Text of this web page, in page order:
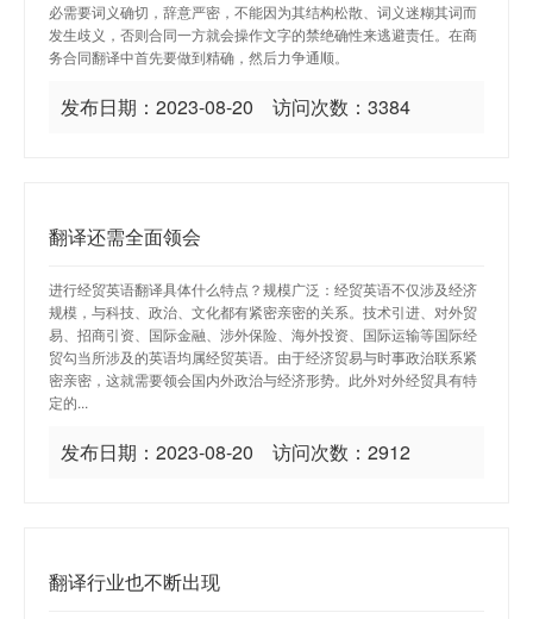
必需要词义确切，辞意严密，不能因为其结构松散、词义迷糊其词而
发生歧义，否则合同一方就会操作文字的禁绝确性来逃避责任。在商
务合同翻译中首先要做到精确，然后力争通顺。
发布日期：2023-08-20 访问次数：3384
翻译还需全面领会
进行经贸英语翻译具体什么特点？规模广泛：经贸英语不仅涉及经济
规模，与科技、政治、文化都有紧密亲密的关系。技术引进、对外贸
易、招商引资、国际金融、涉外保险、海外投资、国际运输等国际经
贸勾当所涉及的英语均属经贸英语。由于经济贸易与时事政治联系紧
密亲密，这就需要领会国内外政治与经济形势。此外对外经贸具有特
定的...
发布日期：2023-08-20 访问次数：2912
翻译行业也不断出现